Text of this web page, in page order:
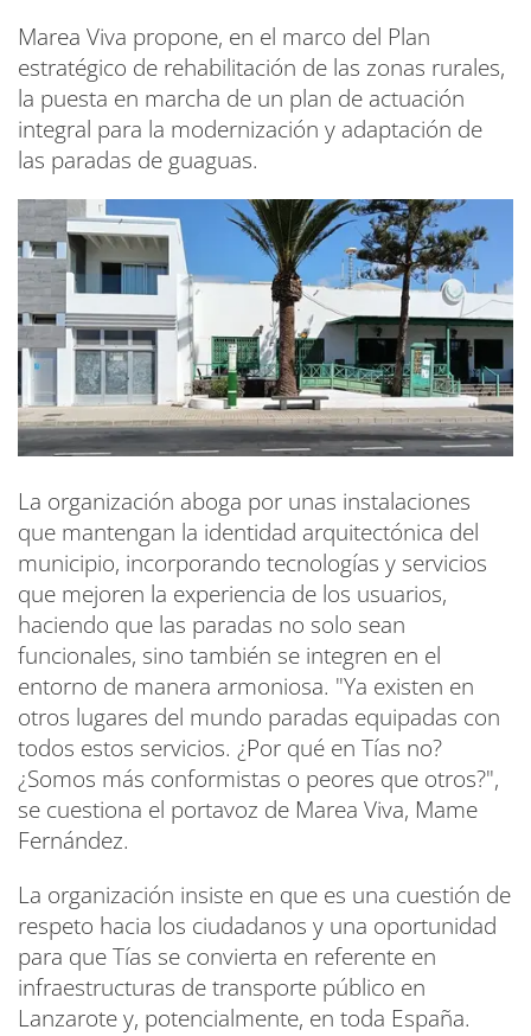
Marea Viva propone, en el marco del Plan
estratégico de rehabilitación de las zonas rurales,
la puesta en marcha de un plan de actuación
integral para la modernización y adaptación de
las paradas de guaguas.
La organización aboga por unas instalaciones
que mantengan la identidad arquitectónica del
municipio, incorporando tecnologías y servicios
que mejoren la experiencia de los usuarios,
haciendo que las paradas no solo sean
funcionales, sino también se integren en el
entorno de manera armoniosa. "Ya existen en
otros lugares del mundo paradas equipadas con
todos estos servicios. ¿Por qué en Tías no?
¿Somos más conformistas o peores que otros?",
se cuestiona el portavoz de Marea Viva, Mame
Fernández.
La organización insiste en que es una cuestión de
respeto hacia los ciudadanos y una oportunidad
para que Tías se convierta en referente en
infraestructuras de transporte público en
Lanzarote y, potencialmente, en toda España.